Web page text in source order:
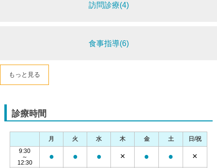
訪問診療(4)
食事指導(6)
もっと見る
診療時間
月 火 水 木 金 土
日/祝
9:30
～
12:30
● ● ● × ● ● ×